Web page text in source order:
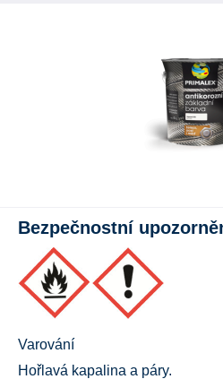
Bezpečnostní
Varování
Hořlavá kapalina a páry.